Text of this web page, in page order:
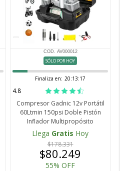
COD. AV000012
SÓLO POR HOY
Finaliza en: 20:13:16
4.8
Compresor Gadnic 12v Portátil
60Ltmin 150psi Doble Pistón
Inflador Multipropósito
Llega Gratis Hoy
$178.331
$80.249
55% OFF